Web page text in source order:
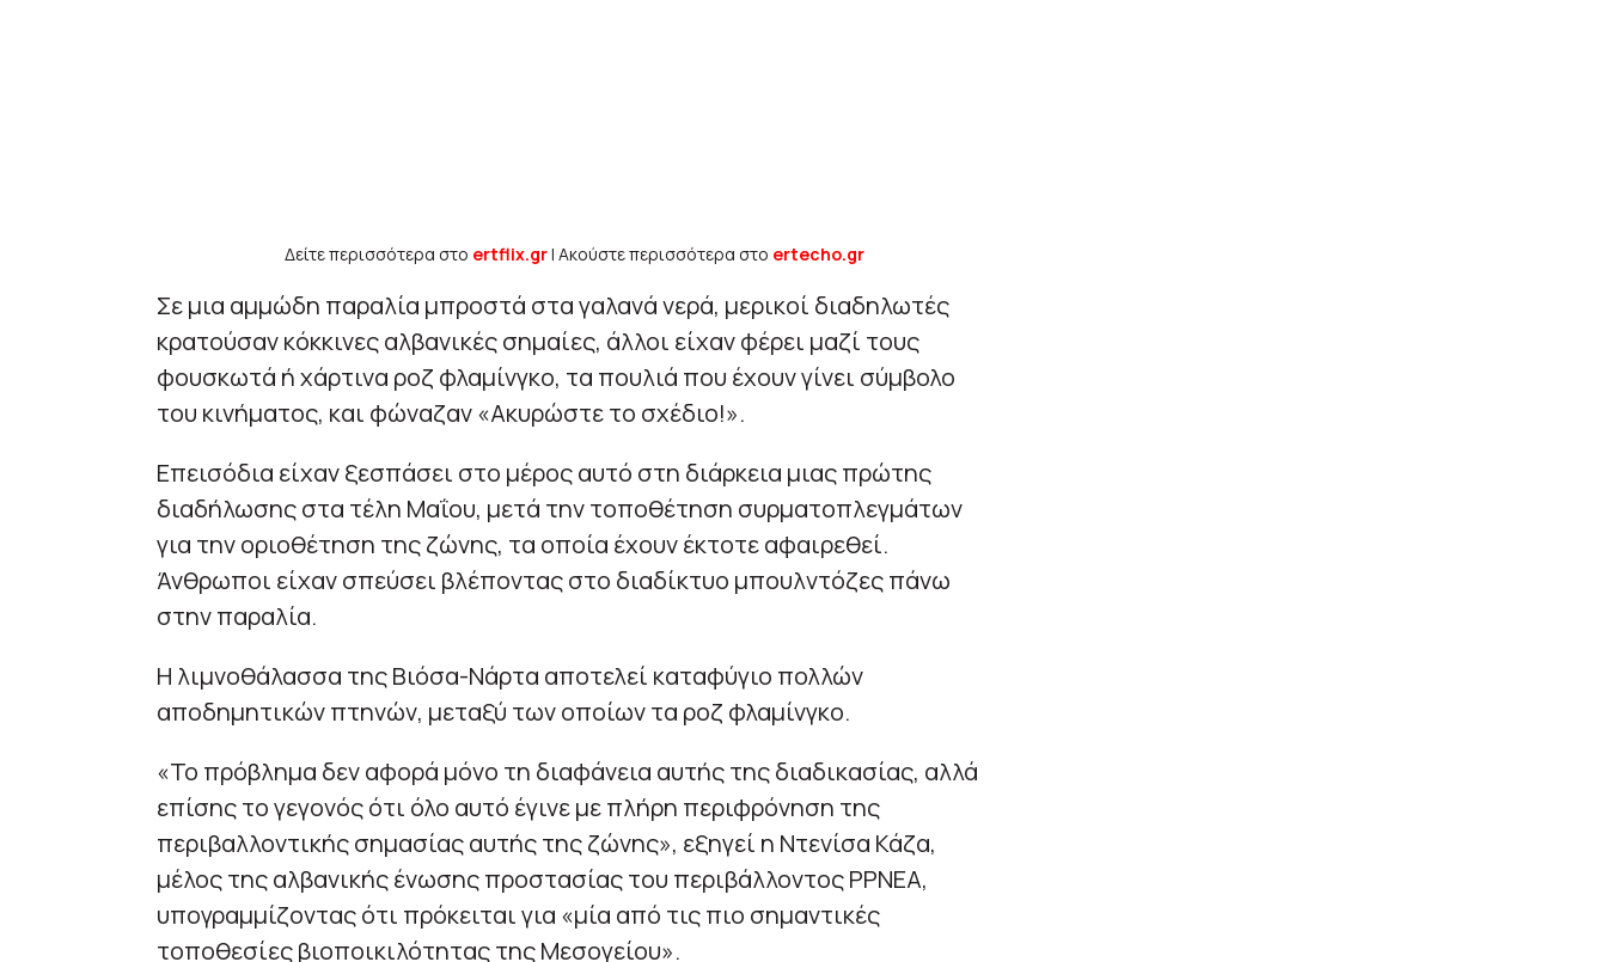
Δείτε περισσότερα στο ertflix.gr| Ακούστε περισσότερα στο ertecho.gr
Σε μια αμμώδη παραλία μπροστά στα γαλανά νερά, μερικοί διαδηλωτές
κρατούσαν κόκκινες αλβανικές σημαίες, άλλοι είχαν φέρει μαζί τους
φουσκωτά ή χάρτινα ροζ φλαμίνγκο, τα πουλιά που έχουν γίνει σύμβολο
του κινήματος, και φώναζαν «Ακυρώστε το σχέδιο!».
Επεισόδια είχαν ξεσπάσει στο μέρος αυτό στη διάρκεια μιας πρώτης
διαδήλωσης στα τέλη Μαΐου, μετά την τοποθέτηση συρματοπλεγμάτων
για την οριοθέτηση της ζώνης, τα οποία έχουν έκτοτε αφαιρεθεί.
Άνθρωποι είχαν σπεύσει βλέποντας στο διαδίκτυο μπουλντόζες πάνω
στην παραλία.
Η λιμνοθάλασσα της Βιόσα-Νάρτα αποτελεί καταφύγιο πολλών
αποδημητικών πτηνών, μεταξύ των οποίων τα ροζ φλαμίνγκο.
«Το πρόβλημα δεν αφορά μόνο τη διαφάνεια αυτής της διαδικασίας, αλλά
επίσης το γεγονός ότι όλο αυτό έγινε με πλήρη περιφρόνηση της
περιβαλλοντικής σημασίας αυτής της ζώνης», εξηγεί η Ντενίσα Κάζα,
μέλος της αλβανικής ένωσης προστασίας του περιβάλλοντος PPNEA,
υπογραμμίζοντας ότι πρόκειται για «μία από τις πιο σημαντικές
τοποθεσίες βιοποικιλότητας της Μεσογείου».